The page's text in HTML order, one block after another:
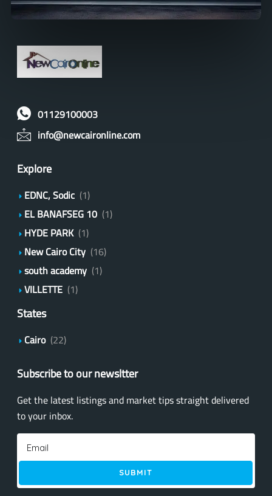
01129100003
info@newcaironline.com
Explore
EDNC, Sodic (1)
EL BANAFSEG 10 (1)
HYDE PARK (1)
New Cairo City (16)
south academy (1)
VILLETTE (1)
States
Cairo (22)
Subscribe to our newsltter
Get the latest listings and market tips straight delivered
to your inbox.
SUBMIT